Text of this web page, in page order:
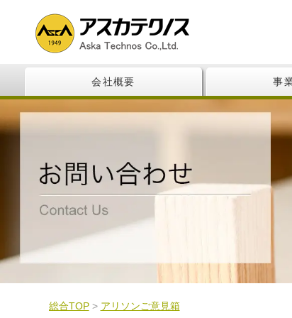
会社概要 事
総合TOP > アリソンご意見箱